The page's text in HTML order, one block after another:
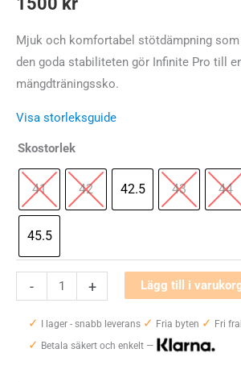
Mjuk och komfortabel stötdämpning
den goda stabiliteten gör Infinite Pro till
mängdträningssko.
Visa storleksguide
Skostorlek
41 42 42.5 43 44
45.5
-
Armour
Infinite
Pro
+ Lägg till i
✓ I lager - snabb leverans ✓ Fria byten ✓ Fri
✓ Betala säkert och enkelt —